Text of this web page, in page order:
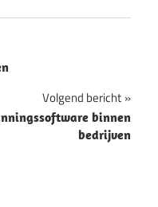
Volgend bericht
binnen
bedrijven